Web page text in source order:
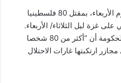
أفادت حكومة غزة، صباح اليوم الأربعاء، بمقتل 80 فلسطينيا
غزة ليل الثلاثاء/ الأربعاء.
وذكر بيان للمكتب الإعلامي للحكومة أن “أكثر من 80 شخصا
ارتكبتها غارات الاحتلال